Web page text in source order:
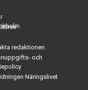
redaktionen
och
Näringslivet